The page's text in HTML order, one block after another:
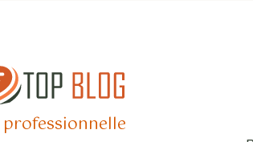
professionnelle